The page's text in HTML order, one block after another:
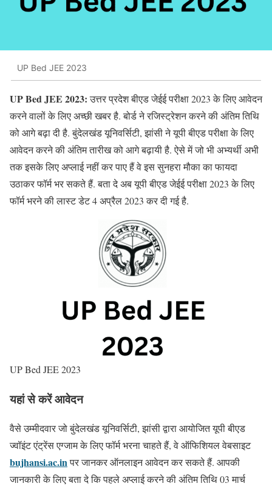
UP Bed JEE 2023
UP Bed JEE 2023:उत्तर प्रदेश बीएड जेईई परीक्षा 2023 के लिए आवेदन
करने वालों के लिए अच्छी खबर है. बोर्ड ने रजिस्ट्रेशन करने की अंतिम तिथि
को आगे बढ़ा दी है. बुंदेलखंड यूनिवर्सिटी, झांसी ने यूपी बीएड परीक्षा के लिए
आवेदन करने की अंतिम तारीख को आगे बढ़ायी है. ऐसे में जो भी अभ्यर्थी अभी
तक इसके लिए अप्लाई नहीं कर पाए हैं वे इस सुनहरा मौका का फायदा
उठाकर फॉर्म भर सकते हैं. बता दे अब यूपी बीएड जेईई परीक्षा 2023 के लिए
फॉर्म भरने की लास्ट डेट 4 अप्रैल 2023 कर दी गई है.
UP Bed JEE 2023
यहां से करें आवेदन
वैसे उम्मीदवार जो बुंदेलखंड यूनिवर्सिटी, झांसी द्वारा आयोजित यूपी बीएड
ज्वॉइंट एंट्रेंस एग्जाम के लिए फॉर्म भरना चाहते हैं, वे ऑफिशियल वेबसाइट
bujhansi.ac.inपर जानकर ऑनलाइन आवेदन कर सकते हैं. आपकी
जानकारी के लिए बता दे कि पहले अप्लाई करने की अंतिम तिथि 03 मार्च